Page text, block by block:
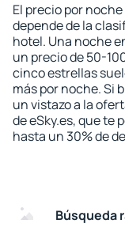
El precio por
depende de la
hotel. Una noche
un precio de 50-
cinco estrellas
más por noche. Si
un vistazo a la
de eSky.es, que te
hasta un 30% de
Búsqueda